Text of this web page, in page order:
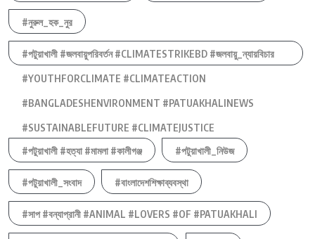
#নুরুল_হক_নুর
#পটুয়াখালী #জলবায়ুপরিবর্তন #CLIMATESTRIKEBD #জলবায়ু_ন্যায়বিচার
#YOUTHFORCLIMATE #CLIMATEACTION
#BANGLADESHENVIRONMENT #PATUAKHALINEWS
#SUSTAINABLEFUTURE #CLIMATEJUSTICE
#পটুয়াখালী #হত্যা #মামলা #কালীগঞ্জ
#পটুয়াখালী_নিউজ
#পটুয়াখালী_সংবাদ #বাংলাদেশশিক্ষাব্যবস্থা
#সাপ #বন্যাপ্রানী #ANIMAL #LOVERS #OF #PATUAKHALI